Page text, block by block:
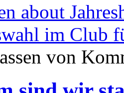
about
im Club
von